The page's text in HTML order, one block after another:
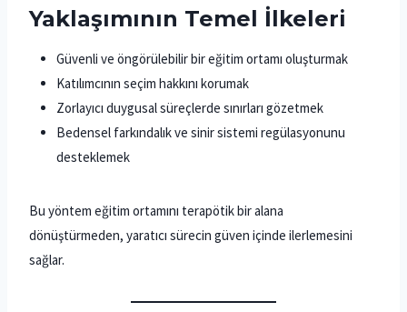
Yaklaşımının Temel İlkeleri
Güvenli ve öngörülebilir bir eğitim ortamı oluşturmak
Katılımcının seçim hakkını korumak
Zorlayıcı duygusal süreçlerde sınırları gözetmek
Bedensel farkındalık ve sinir sistemi regülasyonunu
desteklemek
Bu yöntem eğitim ortamını terapötik bir alana
dönüştürmeden, yaratıcı sürecin güven içinde ilerlemesini
sağlar.